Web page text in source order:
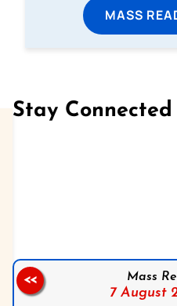
MASS
Stay Connected
Mass
7 August
<<